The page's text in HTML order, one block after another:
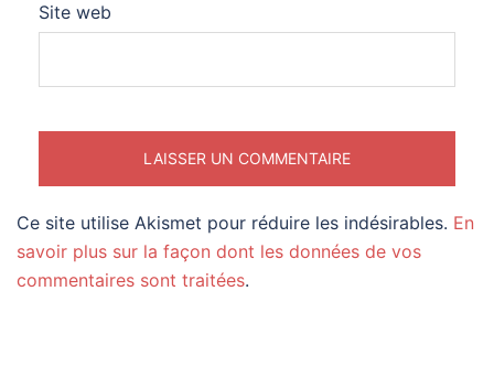
Site web
Ce site utilise Akismet pour réduire les indésirables. En
savoir plus sur la façon dont les données de vos
commentaires sont traitées.